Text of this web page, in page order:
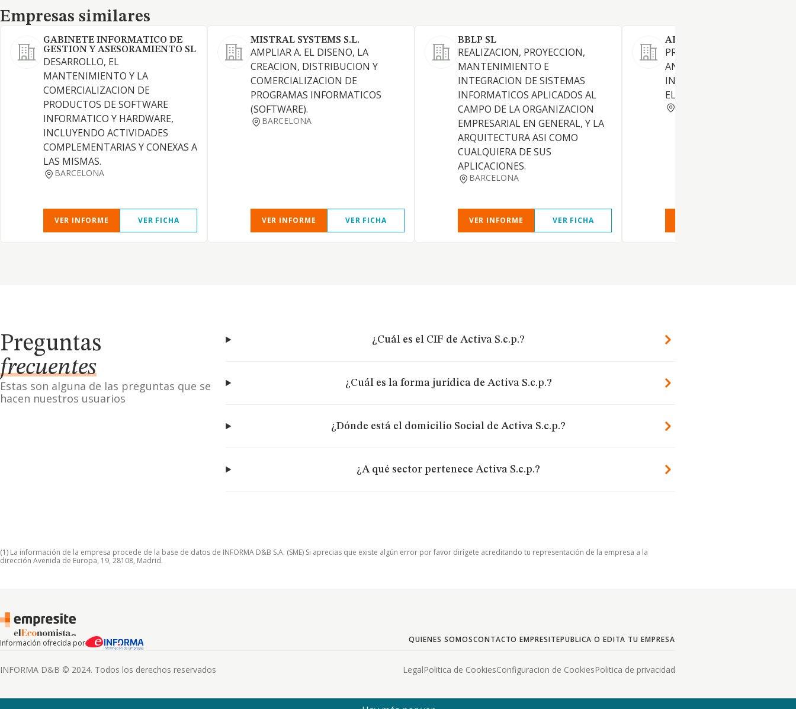
Empresas similares
Empresas similares
GABINETE INFORMATICO DE
GESTION Y ASESORAMIENTO SL
DESARROLLO, EL
MANTENIMIENTO Y LA
COMERCIALIZACION DE
PRODUCTOS DE SOFTWARE
INFORMATICO Y HARDWARE,
INCLUYENDO ACTIVIDADES
COMPLEMENTARIAS Y CONEXAS A
LAS MISMAS.
BARCELONA
VER INFORME VER FICHA
MISTRAL SYSTEMS S.L.
AMPLIAR A. EL DISENO, LA
CREACION, DISTRIBUCION Y
COMERCIALIZACION DE
PROGRAMAS INFORMATICOS
(SOFTWARE).
BARCELONA
VER INFORME VER FICHA
BBLP SL
REALIZACION, PROYECCION,
MANTENIMIENTO E
INTEGRACION DE SISTEMAS
INFORMATICOS APLICADOS AL
CAMPO DE LA ORGANIZACION
EMPRESARIAL EN GENERAL, Y LA
ARQUITECTURA ASI COMO
CUALQUIERA DE SUS
APLICACIONES.
BARCELONA
VER INFORME VER FICHA
ADDIKTIVE GAMES SL.
PROGRAMACION, CREACION
ANALISIS DE PROGRAMAS
INFORMATICOS Y JUEGOS
ELECTRONICOS
Preguntas
frecuentes
Estas son alguna de las preguntas que se
hacen nuestros usuarios
¿Cuál es el CIF de Activa S.c.p.?
¿Cuál es la forma jurídica de Activa S.c.p.?
¿Dónde está el domicilio Social de Activa S.c.p.?
¿A qué sector pertenece Activa S.c.p.?
(1) La información de la empresa procede de la base de datos de INFORMA D&B S.A. (SME) Si aprecias que existe algún error por favor dirígete acreditando tu representación de la empresa a la
dirección Avenida de Europa, 19, 28108, Madrid.
Información ofrecida por QUIENES SOMOSCONTACTO EMPRESITEPUBLICA O EDITA TU EMPRESA
INFORMA D&B © 2024. Todos los derechos reservados LegalPolitica de CookiesConfiguracion de CookiesPolitica de privacidad